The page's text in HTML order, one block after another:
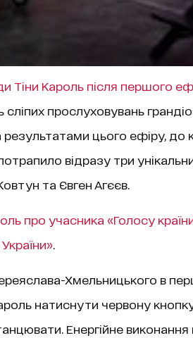
Тіни Кароль після першого
прослуховувань
результатами цього ефіру, до
відразу три
та Євген Агєєв.
про учасника «Голосу
.
Хмельницького в
натиснути червону
Енергійне виконання